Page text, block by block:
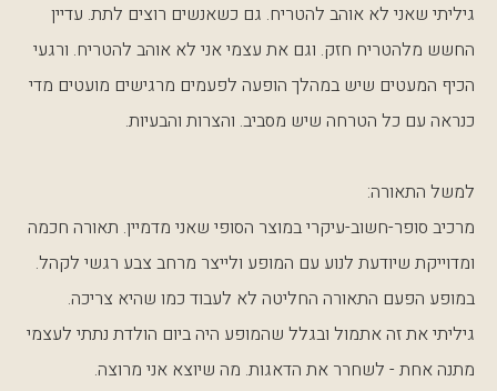
גיליתי שאני לא אוהב להטריח. גם כשאנשים רוצים לתת. עדיין
החשש מלהטריח חזק. וגם את עצמי אני לא אוהב להטריח. ורגעי
הכיף המעטים שיש במהלך הופעה לפעמים מרגישים מועטים מדי
כנראה עם כל הטרחה שיש מסביב. והצרות והבעיות.
למשל התאורה:
מרכיב סופר-חשוב-עיקרי במוצר הסופי שאני מדמיין. תאורה חכמה
ומדוייקת שיודעת לנוע עם המופע ולייצר מרחב צבע רגשי לקהל.
במופע הפעם התאורה החליטה לא לעבוד כמו שהיא צריכה.
גיליתי את זה אתמול ובגלל שהמופע היה ביום הולדת נתתי לעצמי
מתנה אחת - לשחרר את הדאגות. מה שיוצא אני מרוצה.